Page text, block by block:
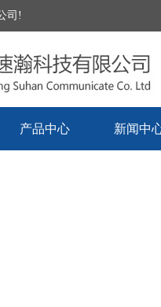
司!
产品中心 新闻中